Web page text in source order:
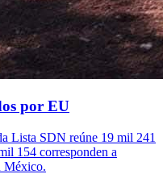
por EU
Lista SDN reúne 19 mil 241
154 corresponden a
México.